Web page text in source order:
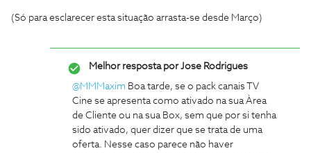
(Só para esclarecer esta situação arrasta-se desde Março)
Melhor resposta porJose Rodrigues
@MMMaxim Boa tarde, se o pack canais TV
Cine se apresenta como ativado na sua Àrea
de Cliente ou na sua Box, sem que por si tenha
sido ativado, quer dizer que se trata de uma
oferta. Nesse caso parece não haver